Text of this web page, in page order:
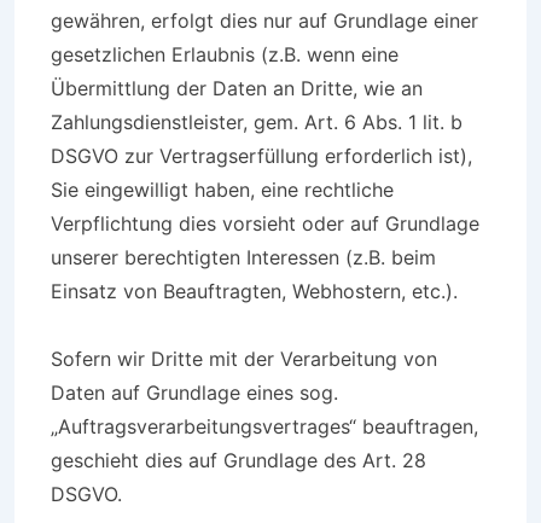
gewähren, erfolgt dies nur auf Grundlage einer
gesetzlichen Erlaubnis (z.B. wenn eine
Übermittlung der Daten an Dritte, wie an
Zahlungsdienstleister, gem. Art. 6 Abs. 1 lit. b
DSGVO zur Vertragserfüllung erforderlich ist),
Sie eingewilligt haben, eine rechtliche
Verpflichtung dies vorsieht oder auf Grundlage
unserer berechtigten Interessen (z.B. beim
Einsatz von Beauftragten, Webhostern, etc.).
Sofern wir Dritte mit der Verarbeitung von
Daten auf Grundlage eines sog.
„Auftragsverarbeitungsvertrages“ beauftragen,
geschieht dies auf Grundlage des Art. 28
DSGVO.